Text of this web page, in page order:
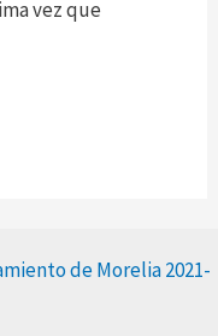
vez que
de Morelia 2021-